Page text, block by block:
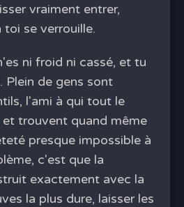
vraiment entrer,
toi se verrouille.
ni froid ni cassé, et tu
Plein de gens sont
l'ami à qui tout le
trouvent quand même
presque impossible à
c'est que la
exactement avec la
la plus dure, laisser les